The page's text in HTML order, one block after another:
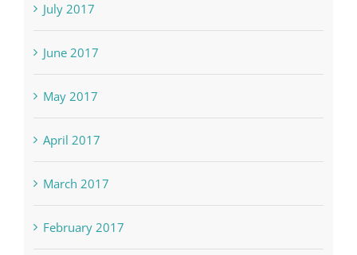
July 2017
June 2017
May 2017
April 2017
March 2017
February 2017